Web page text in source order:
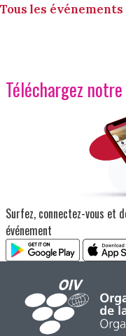
Tous les événements
Téléchargez
Surfez, connectez-vous et
événement